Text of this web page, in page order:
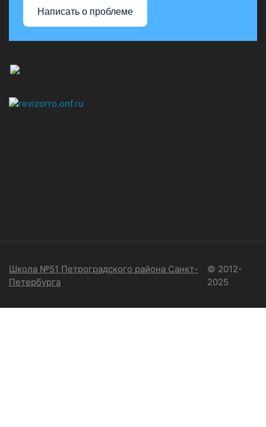
Написать о проблеме
Школа №51 Петроградского района Санкт-
Петербурга
© 2012-
2025